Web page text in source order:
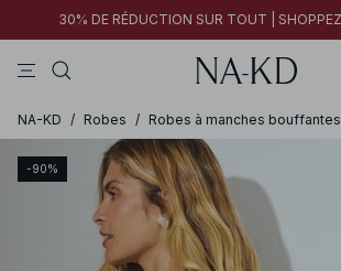
30% DE RÉDUCTION SUR TOUT |
NA-KD / Robes / Robes à manches bouffantes
-90%